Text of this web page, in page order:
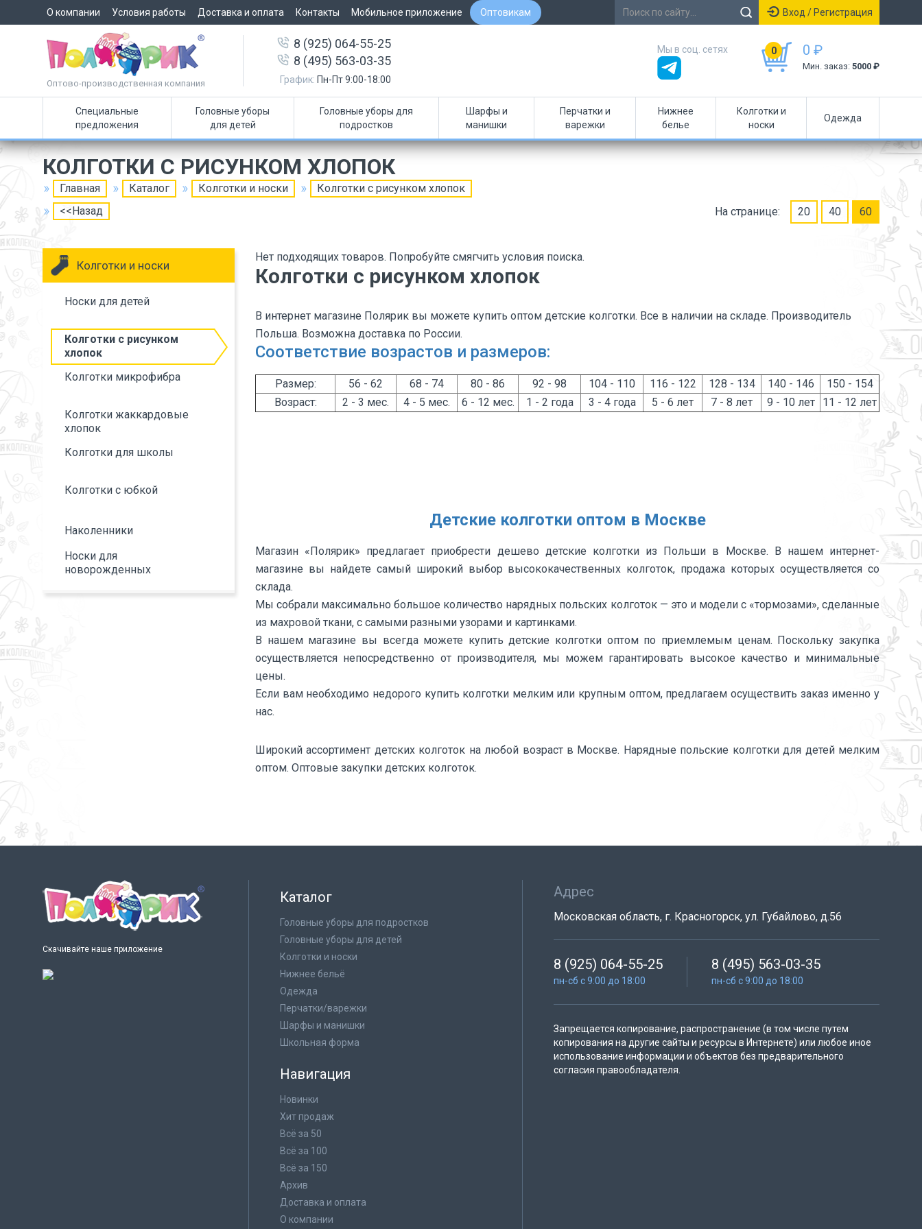
О компании Условия работы Доставка и оплата Контакты Мобильное приложение Оптовикам Вход / Регистрация
Оптово-производственная компания
8 (925) 064-55-25
8 (495) 563-03-35
График: Пн-Пт 9:00-18:00
0 0 ₽
Мин. заказ: 5000 ₽
Мы в соц. сетях
Специальные
предложения
Головные уборы
для детей
Головные уборы для
подростков
Шарфы и
манишки
Перчатки и
варежки
Нижнее
белье
Колготки и
носки
Одежда
КОЛГОТКИ С РИСУНКОМ ХЛОПОК
Главная Каталог Колготки и носки
Колготки с рисунком хлопок
<<Назад
Колготки и носки
Носки для детей
Колготки с рисунком
хлопок
Колготки микрофибра
Колготки жаккардовые
хлопок
Колготки для школы
Колготки с юбкой
Наколенники
Носки для
новорожденных
На странице: 20 40 60
Нет подходящих товаров. Попробуйте смягчить условия поиска.
Колготки с рисунком хлопок
В интернет магазине Полярик вы можете купить оптом детские колготки. Все в наличии на складе. Производитель
Польша. Возможна доставка по России.
Соответствие возрастов и размеров:
Размер: 56 - 62 68 - 74 80 - 86 92 - 98 104 - 110 116 - 122 128 - 134 140 - 146
150 - 154
Возраст:
2 - 3 мес. 4 - 5 мес. 6 - 12 мес. 1 - 2 года 3 - 4 года 5 - 6 лет 7 - 8 лет 9 - 10 лет 11 - 12 лет
Детские колготки оптом в Москве
Магазин «Полярик» предлагает приобрести дешево детские колготки из Польши в Москве. В нашем интернет-
магазине вы найдете самый широкий выбор высококачественных колготок, продажа которых осуществляется со
склада.
Мы собрали максимально большое количество нарядных польских колготок — это и модели с «тормозами», сделанные
из махровой ткани, с самыми разными узорами и картинками.
В нашем магазине вы всегда можете купить детские колготки оптом по приемлемым ценам. Поскольку закупка
осуществляется непосредственно от производителя, мы можем гарантировать высокое качество и минимальные
цены.
Если вам необходимо недорого купить колготки мелким или крупным оптом, предлагаем осуществить заказ именно у
нас.
Широкий ассортимент детских колготок на любой возраст в Москве. Нарядные польские колготки для детей мелким
оптом. Оптовые закупки детских колготок.
Скачивайте наше приложение
Каталог
Головные уборы для подростков
Головные уборы для детей
Колготки и носки
Нижнее бельё
Одежда
Перчатки/варежки
Шарфы и манишки
Школьная форма
Навигация
Новинки
Хит продаж
Всё за 50
Всё за 100
Всё за 150
Архив
Доставка и оплата
О компании
Адрес
Московская область, г. Красногорск, ул. Губайлово, д.56
8 (925) 064-55-25
пн-сб с 9:00 до 18:00
8 (495) 563-03-35
пн-сб с 9:00 до 18:00
Запрещается копирование, распространение (в том числе путем
копирования на другие сайты и ресурсы в Интернете) или любое иное
использование информации и объектов без предварительного
согласия правообладателя.